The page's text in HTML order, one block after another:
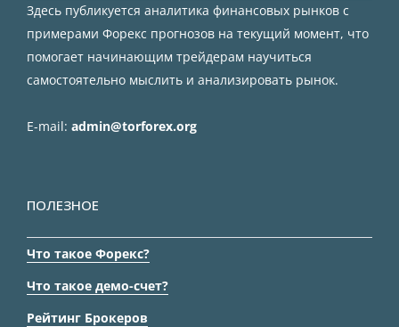
Здесь публикуется аналитика финансовых рынков с
примерами Форекс прогнозов на текущий момент, что
помогает начинающим трейдерам научиться
самостоятельно мыслить и анализировать рынок.
E-mail: admin@torforex.org
ПОЛЕЗНОЕ
Что такое Форекс?
Что такое демо-счет?
Рейтинг Брокеров